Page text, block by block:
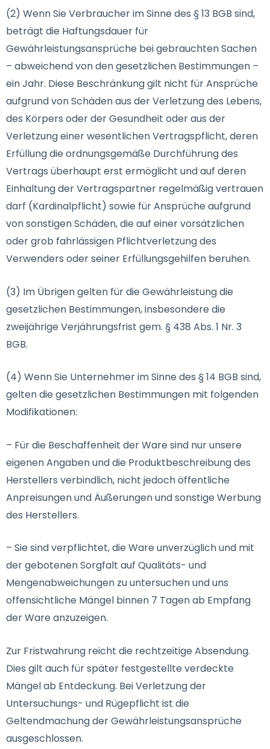
(2) Wenn Sie Verbraucher im Sinne des § 13 BGB sind,
beträgt die Haftungsdauer für
Gewährleistungsansprüche bei gebrauchten Sachen
– abweichend von den gesetzlichen Bestimmungen –
ein Jahr. Diese Beschränkung gilt nicht für Ansprüche
aufgrund von Schäden aus der Verletzung des Lebens,
des Körpers oder der Gesundheit oder aus der
Verletzung einer wesentlichen Vertragspflicht, deren
Erfüllung die ordnungsgemäße Durchführung des
Vertrags überhaupt erst ermöglicht und auf deren
Einhaltung der Vertragspartner regelmäßig vertrauen
darf (Kardinalpflicht) sowie für Ansprüche aufgrund
von sonstigen Schäden, die auf einer vorsätzlichen
oder grob fahrlässigen Pflichtverletzung des
Verwenders oder seiner Erfüllungsgehilfen beruhen.
(3) Im Übrigen gelten für die Gewährleistung die
gesetzlichen Bestimmungen, insbesondere die
zweijährige Verjährungsfrist gem. § 438 Abs. 1 Nr. 3
BGB.
(4) Wenn Sie Unternehmer im Sinne des § 14 BGB sind,
gelten die gesetzlichen Bestimmungen mit folgenden
Modifikationen:
– Für die Beschaffenheit der Ware sind nur unsere
eigenen Angaben und die Produktbeschreibung des
Herstellers verbindlich, nicht jedoch öffentliche
Anpreisungen und Äußerungen und sonstige Werbung
des Herstellers.
– Sie sind verpflichtet, die Ware unverzüglich und mit
der gebotenen Sorgfalt auf Qualitäts- und
Mengenabweichungen zu untersuchen und uns
offensichtliche Mängel binnen 7 Tagen ab Empfang
der Ware anzuzeigen.
Zur Fristwahrung reicht die rechtzeitige Absendung.
Dies gilt auch für später festgestellte verdeckte
Mängel ab Entdeckung. Bei Verletzung der
Untersuchungs- und Rügepflicht ist die
Geltendmachung der Gewährleistungsansprüche
ausgeschlossen.